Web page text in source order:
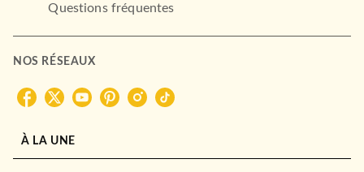
Questions fréquentes
NOS RÉSEAUX
À LA UNE